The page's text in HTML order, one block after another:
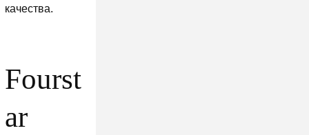
качества.
Fourst
ar